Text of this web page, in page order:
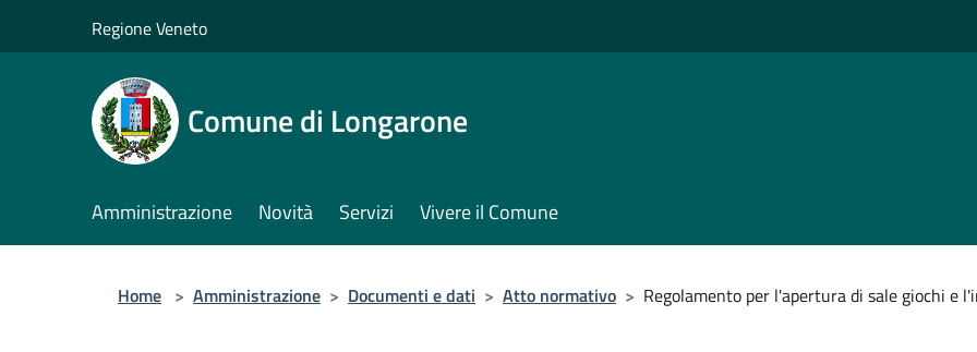
Regione Veneto
Comune di Longarone
Amministrazione Novità Servizi Vivere il Comune
Home > Amministrazione > Documenti e dati > Atto normativo > Regolamento per l'apertura di sale giochi e